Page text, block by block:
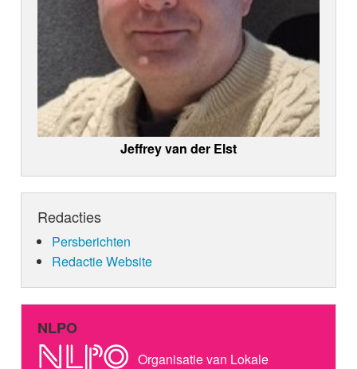
Jeffrey van der Elst
Redacties
Persberichten
Redactie Website
NLPO
Organisatie van Lokale